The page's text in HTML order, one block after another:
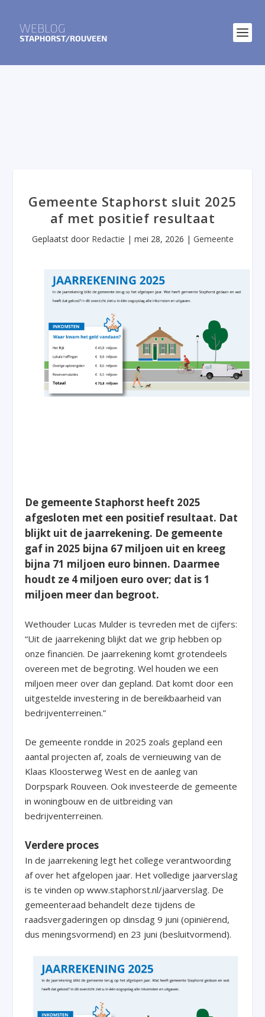
Gemeente Staphorst sluit 2025
af met positief resultaat
Geplaatst door Redactie | mei 28, 2026 | Gemeente
De gemeente Staphorst heeft 2025
afgesloten met een positief resultaat. Dat
blijkt uit de jaarrekening. De gemeente
gaf in 2025 bijna 67 miljoen uit en kreeg
bijna 71 miljoen euro binnen. Daarmee
houdt ze 4 miljoen euro over; dat is 1
miljoen meer dan begroot.
Wethouder Lucas Mulder is tevreden met de cijfers:
“Uit de jaarrekening blijkt dat we grip hebben op
onze financiën. De jaarrekening komt grotendeels
overeen met de begroting. Wel houden we een
miljoen meer over dan gepland. Dat komt door een
uitgestelde investering in de bereikbaarheid van
bedrijventerreinen.”
De gemeente rondde in 2025 zoals gepland een
aantal projecten af, zoals de vernieuwing van de
Klaas Kloosterweg West en de aanleg van
Dorpspark Rouveen. Ook investeerde de gemeente
in woningbouw en de uitbreiding van
bedrijventerreinen.
Verdere proces
In de jaarrekening legt het college verantwoording
af over het afgelopen jaar. Het volledige jaarverslag
is te vinden op www.staphorst.nl/jaarverslag. De
gemeenteraad behandelt deze tijdens de
raadsvergaderingen op dinsdag 9 juni (opiniërend,
dus meningsvormend) en 23 juni (besluitvormend).